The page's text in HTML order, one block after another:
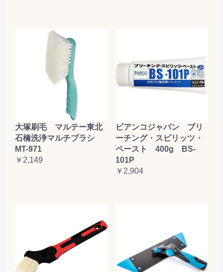
大塚刷毛 マルテー東北
石橋洗浄マルチブラシ
MT-971
￥2,149
ビアンコジャパン ブリ
ーチング・スピリッツ・
ペースト 400g BS-
101P
￥2,904